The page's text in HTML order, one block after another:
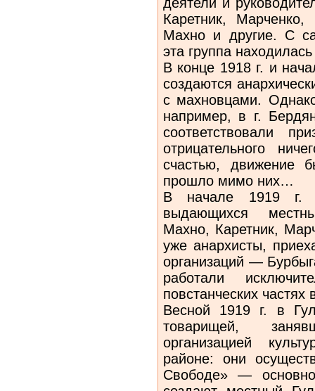
Каретник,
Махно и другие. С
эта группа
В конце 1918 г. и
созда­ются
с махновцами.
например, в г.
соответствовали
отрицательного
счастью, движение
прошло мимо них…
В начале 1919 г.
выдающихся
Махно, Каретник,
уже анархисты,
организаций —
работали
повстанческих частях
Весной 1919 г. в
товарищей,
организацией
районе: они
Свободе» —